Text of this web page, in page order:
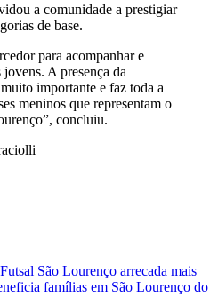
a comunidade a prestigiar
de base.
para acompanhar e
A presença da
importante e faz toda a
meninos que representam o
concluiu.